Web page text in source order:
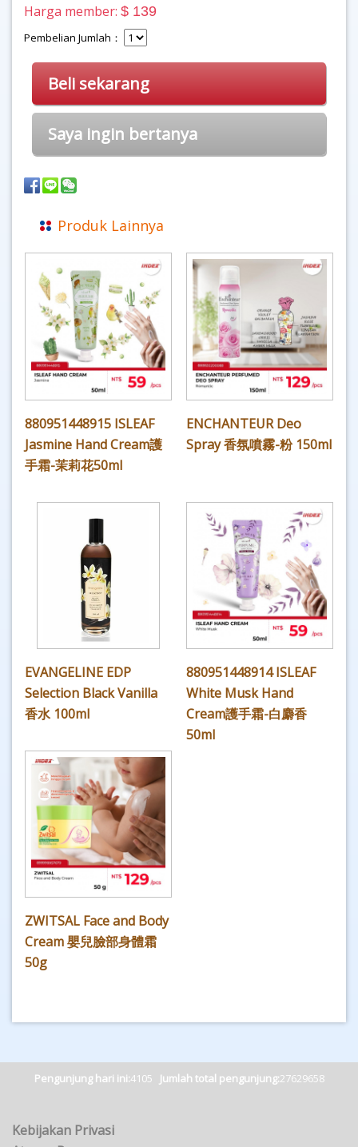
Harga member: $ 139
Pembelian Jumlah：
Beli sekarang
Saya ingin bertanya
Produk Lainnya
880951448915 ISLEAF
Jasmine Hand Cream護
手霜-茉莉花50ml
ENCHANTEUR Deo
Spray 香氛噴霧-粉 150ml
EVANGELINE EDP
Selection Black Vanilla
香水 100ml
880951448914 ISLEAF
White Musk Hand
Cream護手霜-白麝香
50ml
ZWITSAL Face and Body
Cream 嬰兒臉部身體霜
50g
Pengunjung hari ini:4105 Jumlah total pengunjung:27629658
Kebijakan Privasi